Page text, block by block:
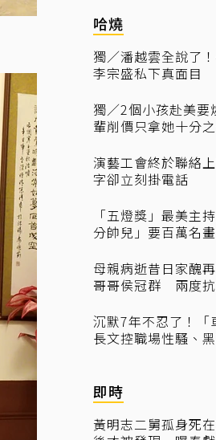
哈燒
獨／潘越雲全說了
李宗盛私下真面目
獨／2個小孩赴美
輩削價只拿她十分
演藝工會終於聯絡
字卻立刻掛電話
「五燈獎」最美主
分帥兒」要百萬名
母親病逝昔日家醜
哥哥侯冠群 兩度
沉默7年不忍了！「
長文控職場性騷、
即時
黃明志二舅孤身死